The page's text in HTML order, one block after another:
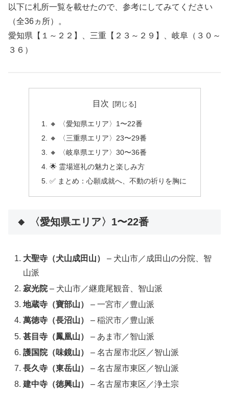
以下に札所一覧を載せたので、参考にしてみてください
（全36ヵ所）。
愛知県【１～２２】、三重【２３～２９】、岐阜（３０～
３６）
目次
🔸 〈愛知県エリア〉1〜22番
🔸 〈三重県エリア〉23〜29番
🔸 〈岐阜県エリア〉30〜36番
🌟 霊場巡礼の魅力と楽しみ方
✅ まとめ：心願成就へ、不動の祈りを胸に
🔸 〈愛知県エリア〉1〜22番
大聖寺（犬山成田山）
– 犬山市／成田山の分院、智
山派
寂光院– 犬山市／継鹿尾観音、智山派
地蔵寺（寶部山）
– 一宮市／豊山派
萬徳寺（長沼山）
– 稲沢市／豊山派
甚目寺（鳳凰山）
– あま市／智山派
護国院（味鏡山）
– 名古屋市北区／智山派
長久寺（東岳山）
– 名古屋市東区／智山派
建中寺（徳興山）
– 名古屋市東区／浄土宗